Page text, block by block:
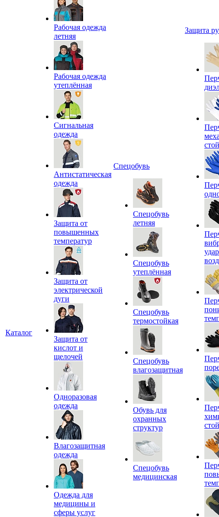
Каталог
Рабочая одежда
летняя
Рабочая одежда
утеплённая
Сигнальная
одежда
Антистатическая
одежда
Защита от
повышенных
температур
Защита от
электрической
дуги
Защита от
кислот и
щелочей
Одноразовая
одежда
Влагозащитная
одежда
Одежда для
медицины и
сферы услуг
Спецобувь
Спецобувь
летняя
Спецобувь
утеплённая
Спецобувь
термостойкая
Спецобувь
влагозащитная
Обувь для
охранных
структур
Спецобувь
медицинская
Защита